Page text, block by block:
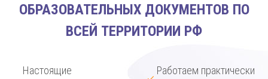
ОБРАЗОВАТЕЛЬНЫХ ДОКУМЕНТОВ ПО
ВСЕЙ ТЕРРИТОРИИ РФ
Настоящие
Работаем практически